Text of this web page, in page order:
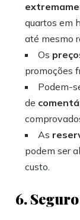
quartos em
até mesmo
Os
promoções
Podem-
de
As
podem ser
custo.
6.